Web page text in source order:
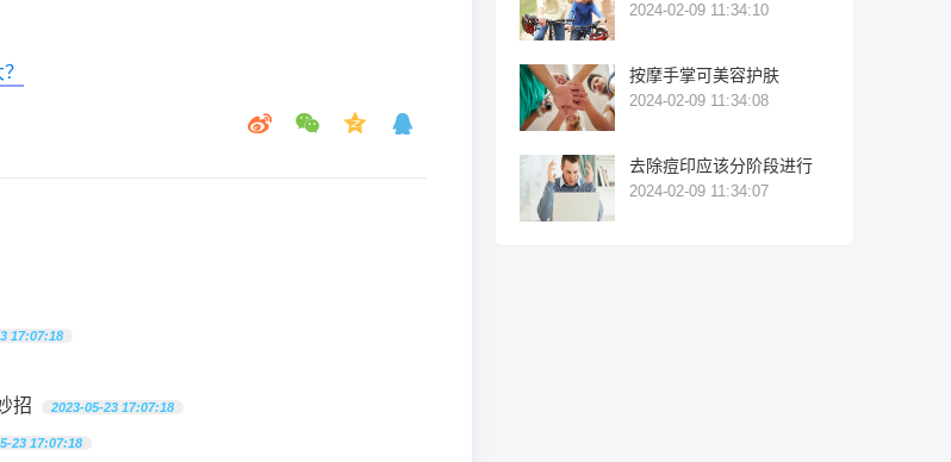
17:07:18
4个妙招 2023-05-23 17:07:18
23 17:07:18
2024-02-09 11:34:10
按摩手掌可美容护肤
2024-02-09 11:34:08
去除痘印应该分阶段进行
2024-02-09 11:34:07